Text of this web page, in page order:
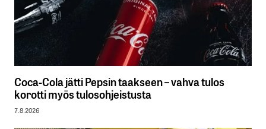
Coca-Cola jätti Pepsin taakseen – vahva tulos
korotti myös tulosohjeistusta
7.8.2026